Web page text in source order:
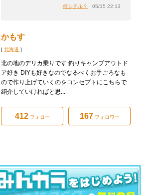
何シテル？ 05/15 22:13
かもす
[ 北海道 ]
北の地のデリカ乗りです 釣りキャンプアウトド
ア好き DIYも好きなのでなるべくお手ごろなも
ので作り上げていくのをコンセプトにこちらで
紹介していければと思...
412フォロー 167 フォロワー